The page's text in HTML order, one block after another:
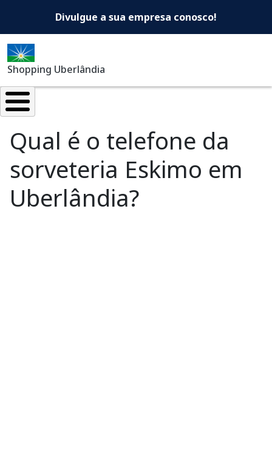
Shopping Uberlândia -
Divulgue a sua empresa conosco!
Shopping Uberlândia
Qual é o telefone da
sorveteria Eskimo em
Uberlândia?